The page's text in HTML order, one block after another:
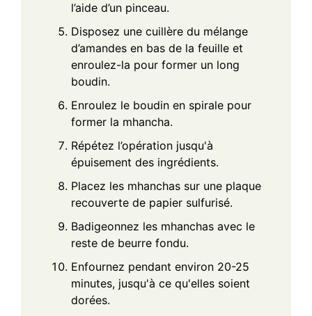
l’aide d’un pinceau.
Disposez une cuillère du mélange
d’amandes en bas de la feuille et
enroulez-la pour former un long
boudin.
Enroulez le boudin en spirale pour
former la mhancha.
Répétez l’opération jusqu'à
épuisement des ingrédients.
Placez les mhanchas sur une plaque
recouverte de papier sulfurisé.
Badigeonnez les mhanchas avec le
reste de beurre fondu.
Enfournez pendant environ 20-25
minutes, jusqu'à ce qu'elles soient
dorées.